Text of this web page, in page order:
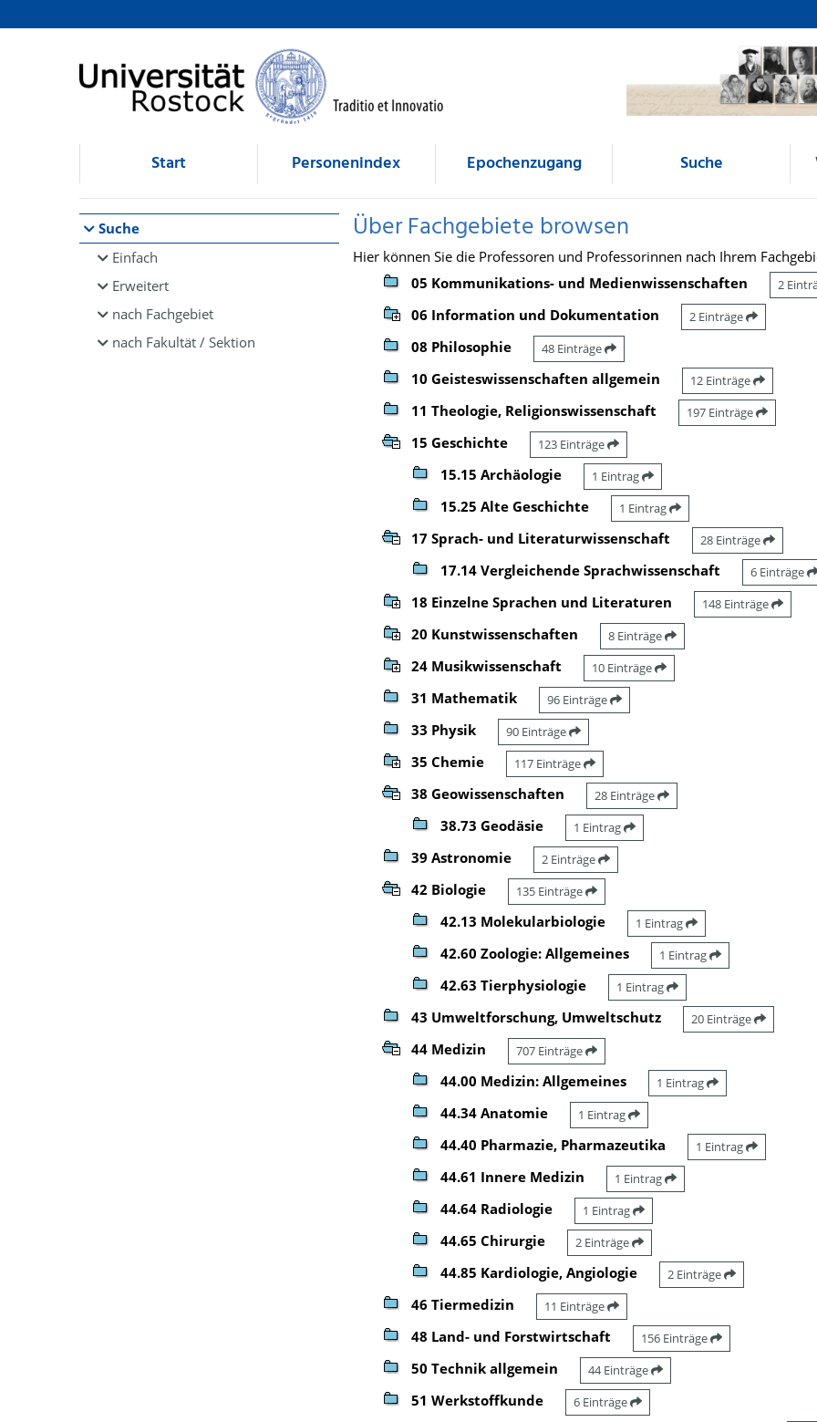
Browsen
direkt zum Inhalt
Start Personenindex Epochenzugang Suche
Suche
Einfach
Erweitert
nach Fachgebiet
nach Fakultät / Sektion
Über Fachgebiete browsen
Hier können Sie die Professoren und Professorinnen nach Ihrem
05 Kommunikations- und Medienwissenschaften
2
06 Information und Dokumentation 2 Einträge
08 Philosophie 48 Einträge
10 Geisteswissenschaften allgemein 12 Einträge
11 Theologie, Religionswissenschaft 197 Einträge
15 Geschichte 123 Einträge
15.15 Archäologie 1 Eintrag
15.25 Alte Geschichte 1 Eintrag
17 Sprach- und Literaturwissenschaft 28 Einträge
17.14 Vergleichende Sprachwissenschaft 6 Einträge
18 Einzelne Sprachen und Literaturen 148 Einträge
20 Kunstwissenschaften 8 Einträge
24 Musikwissenschaft 10 Einträge
31 Mathematik 96 Einträge
33 Physik 90 Einträge
35 Chemie 117 Einträge
38 Geowissenschaften 28 Einträge
38.73 Geodäsie 1 Eintrag
39 Astronomie 2 Einträge
42 Biologie 135 Einträge
42.13 Molekularbiologie 1 Eintrag
42.60 Zoologie: Allgemeines 1 Eintrag
42.63 Tierphysiologie 1 Eintrag
43 Umweltforschung, Umweltschutz 20 Einträge
44 Medizin 707 Einträge
44.00 Medizin: Allgemeines 1 Eintrag
44.34 Anatomie 1 Eintrag
44.40 Pharmazie, Pharmazeutika 1 Eintrag
44.61 Innere Medizin 1 Eintrag
44.64 Radiologie 1 Eintrag
44.65 Chirurgie 2 Einträge
44.85 Kardiologie, Angiologie 2 Einträge
46 Tiermedizin 11 Einträge
48 Land- und Forstwirtschaft 156 Einträge
50 Technik allgemein 44 Einträge
51 Werkstoffkunde 6 Einträge